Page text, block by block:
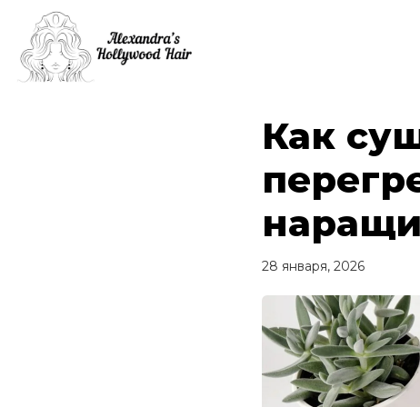
Как
28 января, 2026